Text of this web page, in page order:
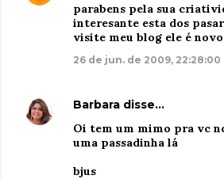
parabens pela sua
interesante esta dos
visite meu blog ele é
26 de jun. de 2009, 22:28:00
Barbara disse…
Oi tem um mimo pra vc
uma passadinha lá
bjus